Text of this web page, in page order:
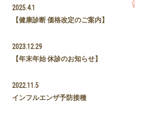
2025.4.1
【健康診断 価格改定のご案内】
2023.12.29
【年末年始 休診のお知らせ】
2022.11.5
インフルエンザ予防接種